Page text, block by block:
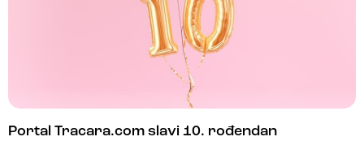
Portal Tracara.com slavi 10. rođendan